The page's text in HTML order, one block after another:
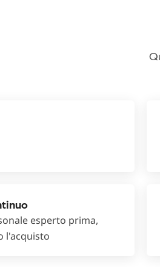
esperto prima,
l'acquisto